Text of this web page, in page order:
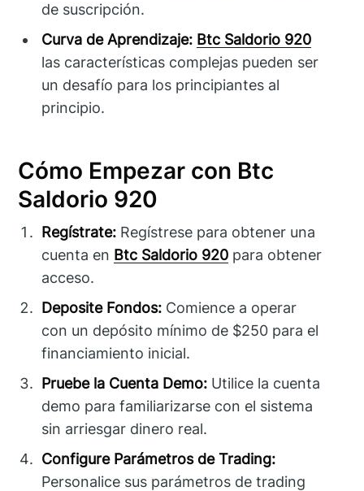
de suscripción.
Curva de Aprendizaje: Btc Saldorio 920
las características complejas pueden ser
un desafío para los principiantes al
principio.
Cómo Empezar con Btc
Saldorio 920
Regístrate: Regístrese para obtener una
cuenta en Btc Saldorio 920 para obtener
acceso.
Deposite Fondos: Comience a operar
con un depósito mínimo de $250 para el
financiamiento inicial.
Pruebe la Cuenta Demo: Utilice la cuenta
demo para familiarizarse con el sistema
sin arriesgar dinero real.
Configure Parámetros de Trading:
Personalice sus parámetros de trading